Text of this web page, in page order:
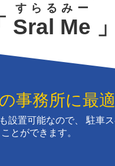
Sral Me
すらるみー
」
事務所に最適
設置可能なので、
とができます。